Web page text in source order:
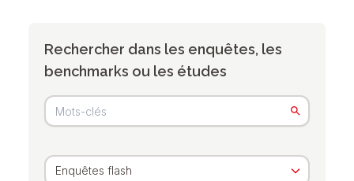
Rechercher dans les enquêtes, les
benchmarks ou les études